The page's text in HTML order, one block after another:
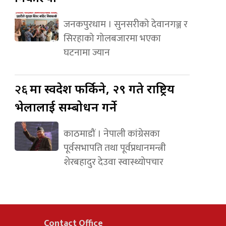
जनकपुरधाम । सुनसरीको देवानगञ्ज र
सिरहाको गोलबजारमा भएका
घटनामा ज्यान
२६मा स्वदेश फर्किने, २९ गते राष्ट्रिय
भेलालाई सम्बोधन गर्ने
काठमाडौं । नेपाली कांग्रेसका
पूर्वसभापति तथा पूर्वप्रधानमन्त्री
शेरबहादुर देउवा स्वास्थ्योपचार